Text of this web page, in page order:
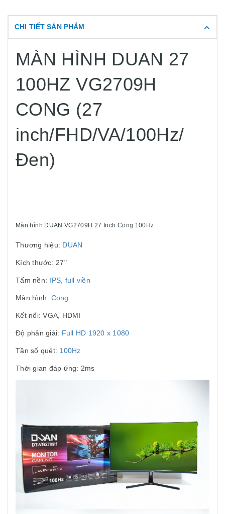
CHI TIẾT SẢN PHẨM
MÀN HÌNH DUAN 27
100HZ VG2709H
CONG (27
inch/FHD/VA/100Hz/
Đen)
Màn hình DUAN VG2709H 27 Inch Cong 100Hz
Thương hiệu: DUAN
Kích thước: 27"
Tấm nền: IPS, full viền
Màn hình: Cong
Kết nối: VGA, HDMI
Độ phân giải: Full HD 1920 x 1080
Tần số quét: 100Hz
Thời gian đáp ứng: 2ms